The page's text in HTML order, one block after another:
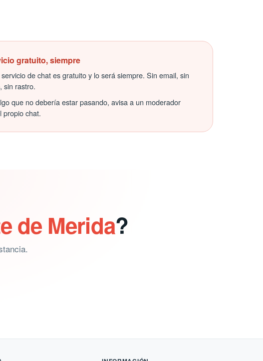
gratuito, siempre
de chat es gratuito y lo será siempre. Sin email, sin
sin rastro.
que no debería estar pasando, avisa a un moderador
propio chat.
de Merida?